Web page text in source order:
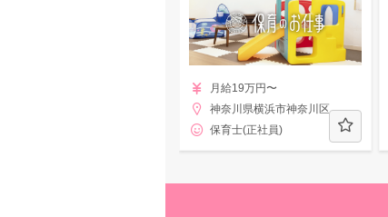
月給19万円〜
神奈川県横浜市神奈川区
保育士(正社員)